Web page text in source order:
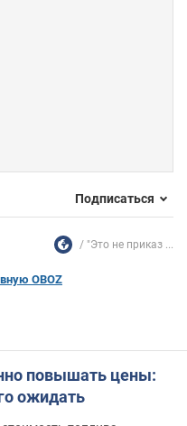
Подписаться
"Это не приказ ...
OBOZ
повышать цены:
ожидать